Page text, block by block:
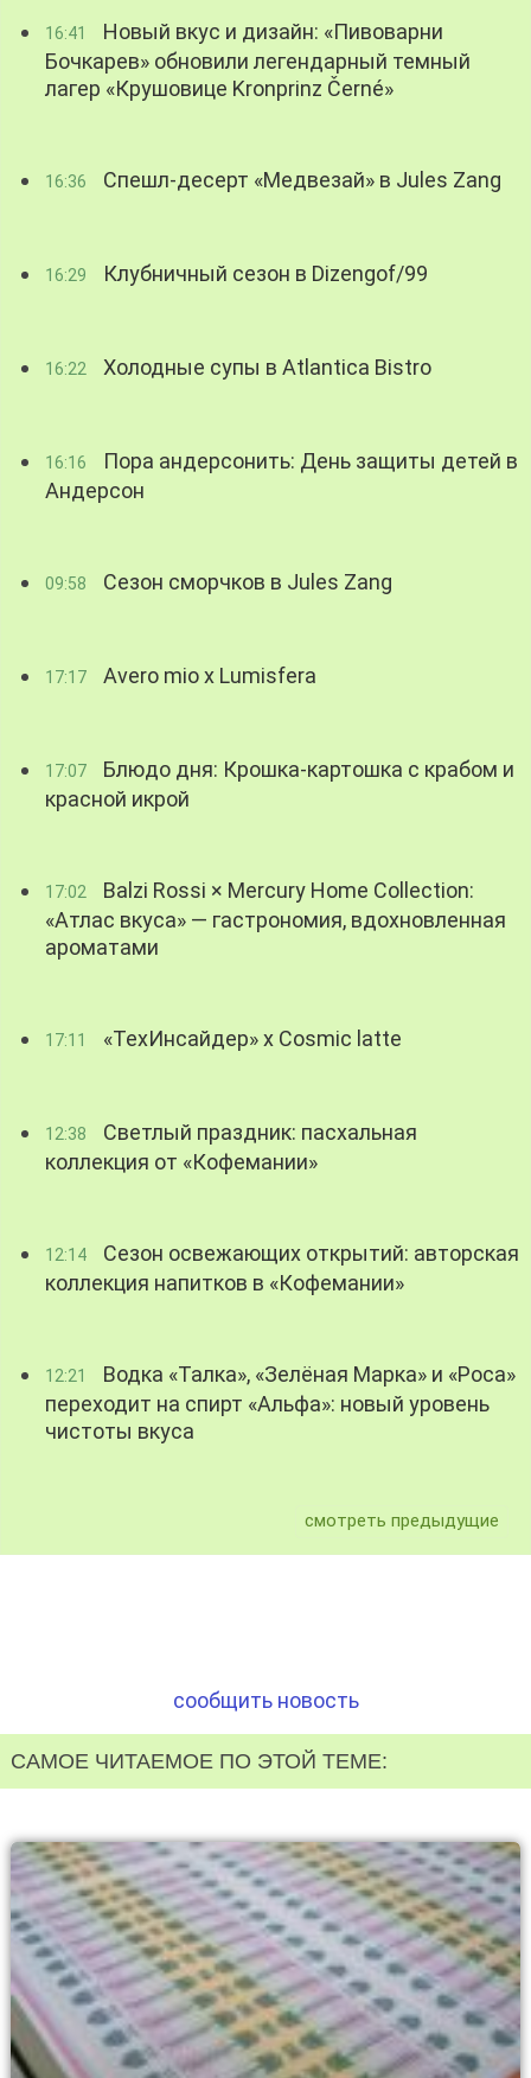
16:41
Новый вкус и дизайн: «Пивоварни
Бочкарев» обновили легендарный темный
лагер «Крушовице Kronprinz Černé»
16:36 Спешл-десерт «Медвезай» в Jules Zang
16:29 Клубничный сезон в Dizengof/99
16:22 Холодные супы в Atlantica Bistro
16:16
Пора андерсонить: День защиты детей в
Андерсон
09:58 Сезон сморчков в Jules Zang
17:17 Avero mio x Lumisfera
17:07
Блюдо дня: Крошка-картошка с крабом и
красной икрой
17:02
Balzi Rossi × Mercury Home Collection:
«Атлас вкуса» — гастрономия, вдохновленная
ароматами
17:11 «ТехИнсайдер» х Cosmic latte
12:38
Светлый праздник: пасхальная
коллекция от «Кофемании»
12:14
Сезон освежающих открытий: авторская
коллекция напитков в «Кофемании»
12:21
Водка «Талка», «Зелёная Марка» и «Роса»
переходит на спирт «Альфа»: новый уровень
чистоты вкуса
смотреть предыдущие
сообщить новость
САМОЕ ЧИТАЕМОЕ ПО ЭТОЙ ТЕМЕ: